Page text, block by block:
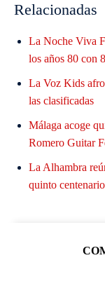
Relacionadas
La Noche Viva
los años 80 con
La Voz Kids
las clasificadas
Málaga acoge
Romero Guitar
La Alhambra
quinto